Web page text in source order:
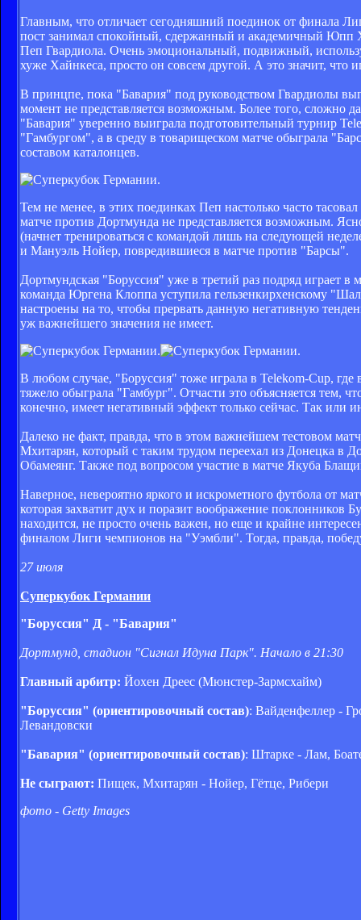
Главным, что отличает сегодняшний поединок от финала
пост занимал спокойный, сдержанный и академичный Юпп
Пеп Гвардиола. Очень эмоциональный, подвижный,
хуже Хайнкеса, просто он совсем другой. А это значит, что
В принцпе, пока "Бавария" под руководством Гвардиолы
момент не представляется возможным. Более того, сложно
"Бавария" уверенно выиграла подготовительный турнир
"Гамбургом", а в среду в товарищеском матче обыграла
составом каталонцев.
Тем не менее, в этих поединках Пеп настолько часто
матче против Дортмунда не представляется возможным.
(начнет тренироваться с командой лишь на следующей
и Мануэль Нойер, повредившиеся в матче против "Барсы".
Дортмундская "Боруссия" уже в третий раз подряд играет
команда Юргена Клоппа уступила гельзенкирхенскому
настроены на то, чтобы прервать данную негативную
уж важнейшего значения не имеет.
В любом случае, "Боруссия" тоже играла в Telekom-Cup, где
тяжело обыграла "Гамбург". Отчасти это объясняется тем,
конечно, имеет негативный эффект только сейчас. Так или
Далеко не факт, правда, что в этом важнейшем тестовом
Мхитарян, который с таким трудом переехал из Донецка в
Обамеянг. Также под вопросом участие в матче Якуба
Наверное, невероятно яркого и искрометного футбола от
которая захватит дух и поразит воображение поклонников
находится, не просто очень важен, но еще и крайне
финалом Лиги чемпионов на "Уэмбли". Тогда, правда,
27 июля
Суперкубок Германии
"Боруссия" Д - "Бавария"
Дортмунд, стадион "Сигнал Идуна Парк". Начало в 21:30
Главный арбитр: Йохен Дреес (Мюнстер-Зармсхайм)
"Боруссия" (ориентировочный состав): Вайденфеллер -
Левандовски
"Бавария" (ориентировочный состав): Штарке - Лам,
Не сыграют: Пищек, Мхитарян - Нойер, Гётце, Рибери
фото - Getty Images